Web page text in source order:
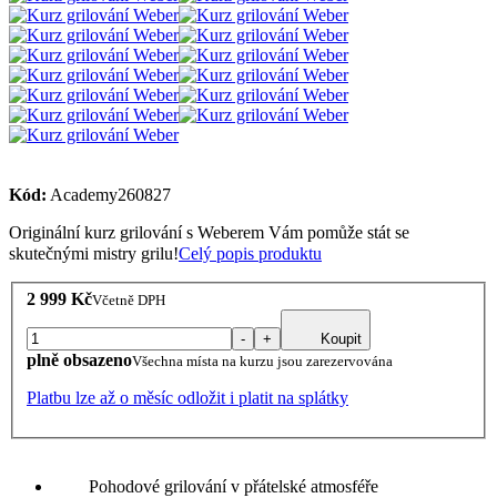
Kód: Academy260827
Originální kurz grilování s Weberem Vám pomůže stát se
skutečnými mistry grilu!Celý popis produktu
2 999 KčVčetně DPH
- + Koupit
plně obsazenoVšechna místa na kurzu jsou zarezervována
Platbu lze až o měsíc odložit i platit na splátky
Pohodové grilování v přátelské atmosféře